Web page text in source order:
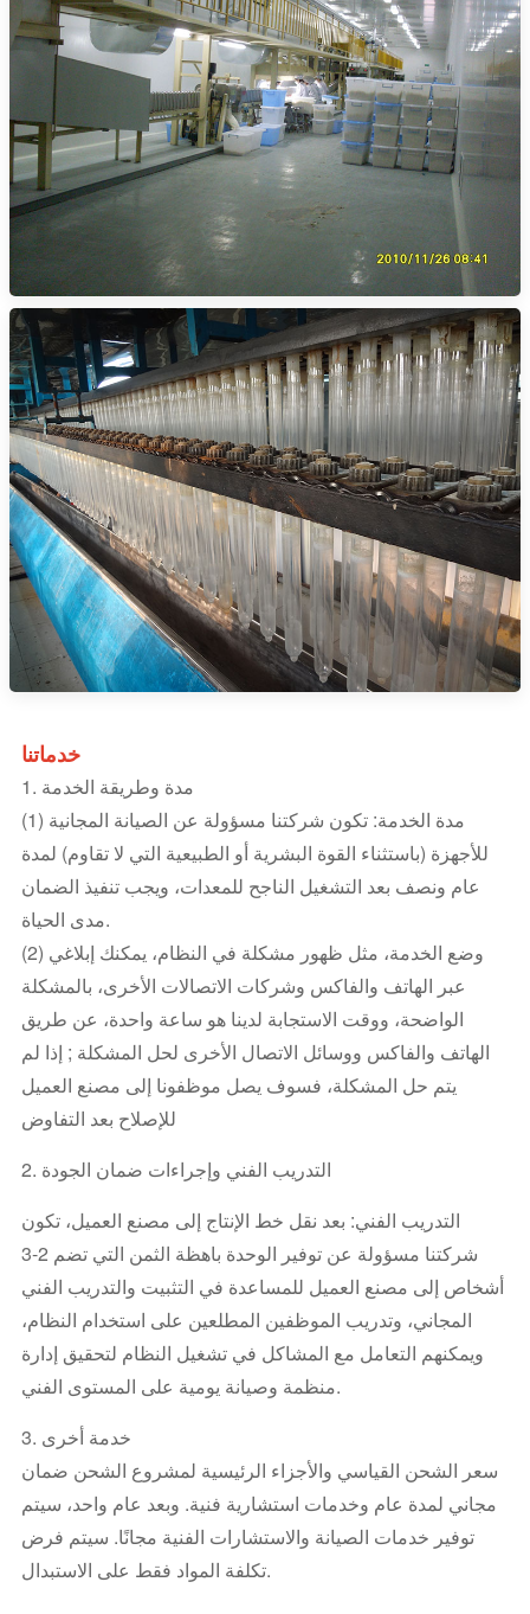
خدماتنا
1. مدة وطريقة الخدمة
(1) مدة الخدمة: تكون شركتنا مسؤولة عن الصيانة المجانية
للأجهزة (باستثناء القوة البشرية أو الطبيعية التي لا تقاوم) لمدة
عام ونصف بعد التشغيل الناجح للمعدات، ويجب تنفيذ الضمان
مدى الحياة.
(2) وضع الخدمة، مثل ظهور مشكلة في النظام، يمكنك إبلاغي
عبر الهاتف والفاكس وشركات الاتصالات الأخرى، بالمشكلة
الواضحة، ووقت الاستجابة لدينا هو ساعة واحدة، عن طريق
الهاتف والفاكس ووسائل الاتصال الأخرى لحل المشكلة ; إذا لم
يتم حل المشكلة، فسوف يصل موظفونا إلى مصنع العميل
للإصلاح بعد التفاوض
2. التدريب الفني وإجراءات ضمان الجودة
التدريب الفني: بعد نقل خط الإنتاج إلى مصنع العميل، تكون
شركتنا مسؤولة عن توفير الوحدة باهظة الثمن التي تضم 2-3
أشخاص إلى مصنع العميل للمساعدة في التثبيت والتدريب الفني
المجاني، وتدريب الموظفين المطلعين على استخدام النظام،
ويمكنهم التعامل مع المشاكل في تشغيل النظام لتحقيق إدارة
منظمة وصيانة يومية على المستوى الفني.
3. خدمة أخرى
سعر الشحن القياسي والأجزاء الرئيسية لمشروع الشحن ضمان
مجاني لمدة عام وخدمات استشارية فنية. وبعد عام واحد، سيتم
توفير خدمات الصيانة والاستشارات الفنية مجانًا. سيتم فرض
تكلفة المواد فقط على الاستبدال.